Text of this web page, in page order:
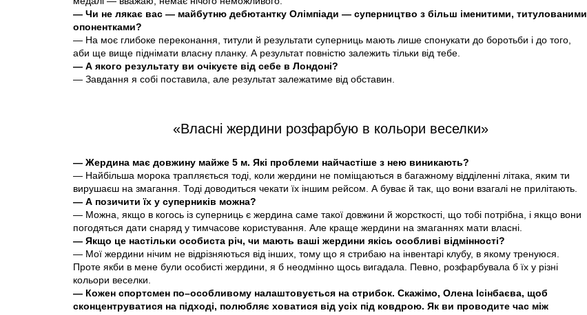
— Чи не лякає вас — майбутню дебютантку Олімпіади — суперництво з більш іменитими, титулованими
опонентками?
— На моє глибоке переконання, титули й результати суперниць мають лише спонукати до боротьби і до того,
аби ще вище піднімати власну планку. А результат повністю залежить тільки від тебе.
— А якого результату ви очікуєте від себе в Лондоні?
— Завдання я собі поставила, але результат залежатиме від обставин.
«Власні жердини розфарбую в кольори веселки»
— Жердина має довжину майже 5 м. Які проблеми найчастіше з нею виникають?
— Найбільша морока трапляється тоді, коли жердини не поміщаються в багажному відділенні літака, яким ти
вирушаєш на змагання. Тоді доводиться чекати їх іншим рейсом. А буває й так, що вони взагалі не прилітають.
— А позичити їх у суперників можна?
— Можна, якщо в когось із суперниць є жердина саме такої довжини й жорсткості, що тобі потрібна, і якщо вони
погодяться дати снаряд у тимчасове користування. Але краще жердини на змаганнях мати власні.
— Якщо це настільки особиста річ, чи мають ваші жердини якісь особливі відмінності?
— Мої жердини нічим не відрізняються від інших, тому що я стрибаю на інвентарі клубу, в якому тренуюся.
Проте якби в мене були особисті жердини, я б неодмінно щось вигадала. Певно, розфарбувала б їх у різні
кольори веселки.
— Кожен спортсмен по–особливому налаштовується на стрибок. Скажімо, Олена Ісінбаєва, щоб
сконцентруватися на підході, полюбляє ховатися від усіх під ковдрою. Як ви проводите час між